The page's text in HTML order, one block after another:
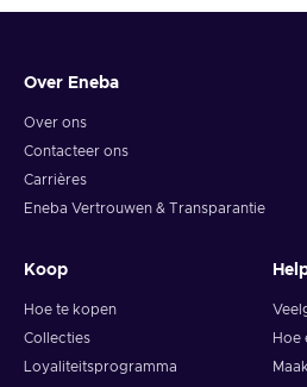
redeem your whole voucher at
you should give it up to 30
to arrive in your wallet. After
Over Eneba
Over ons
Contacteer ons
Carrières
Eneba Vertrouwen & Transparantie
Koop
Hoe te kopen
Collecties
Loyaliteitsprogramma
Hoe